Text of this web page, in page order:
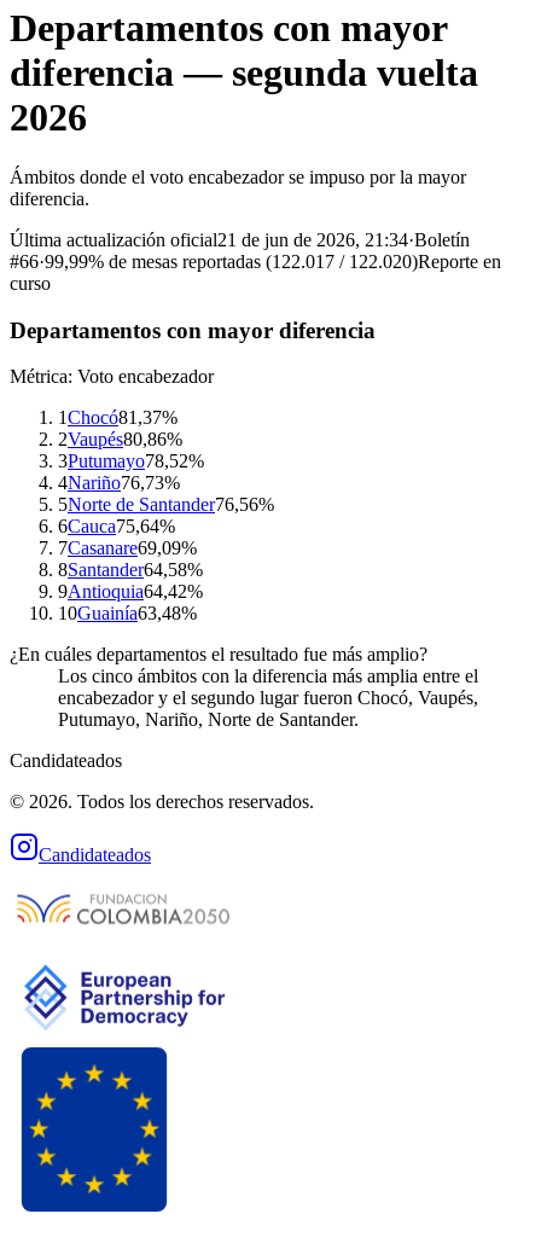
Departamentos con mayor
diferencia — segunda vuelta
2026
Ámbitos donde el voto encabezador se impuso por la mayor
diferencia.
Última actualización oficial21 de jun de 2026, 21:34·Boletín
#66·99,99% de mesas reportadas (122.017 / 122.020)Reporte en
curso
Departamentos con mayor diferencia
Métrica: Voto encabezador
1Chocó81,37%
2Vaupés80,86%
3Putumayo78,52%
4Nariño76,73%
5Norte de Santander76,56%
6Cauca75,64%
7Casanare69,09%
8Santander64,58%
9Antioquia64,42%
10Guainía63,48%
¿En cuáles departamentos el resultado fue más amplio?
Los cinco ámbitos con la diferencia más amplia entre el
encabezador y el segundo lugar fueron Chocó, Vaupés,
Putumayo, Nariño, Norte de Santander.
Candidateados
© 2026. Todos los derechos reservados.
Candidateados